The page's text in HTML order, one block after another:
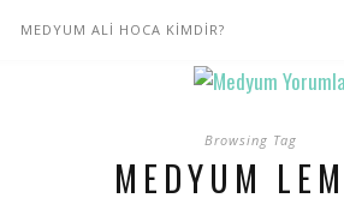
MEDYUM ALİ HOCA KİMDİR?
Browsing Tag
MEDYUM